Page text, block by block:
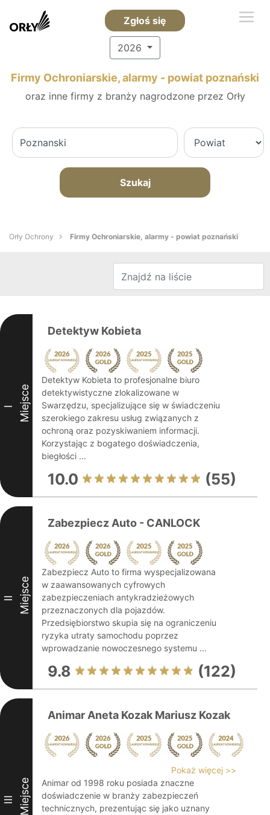
Zgłoś się
2026
Firmy Ochroniarskie, alarmy - powiat poznański
oraz inne firmy z branży nagrodzone przez Orły
Szukaj
Orły Ochrony Firmy Ochroniarskie, alarmy - powiat poznański
I Miejsce
Detektyw Kobieta
Detektyw Kobieta to profesjonalne biuro
detektywistyczne zlokalizowane w
Swarzędzu, specjalizujące się w świadczeniu
szerokiego zakresu usług związanych z
ochroną oraz pozyskiwaniem informacji.
Korzystając z bogatego doświadczenia,
biegłości ...
10.0 (55)
II Miejsce
Zabezpiecz Auto - CANLOCK
Zabezpiecz Auto to firma wyspecjalizowana
w zaawansowanych cyfrowych
zabezpieczeniach antykradzieżowych
przeznaczonych dla pojazdów.
Przedsiębiorstwo skupia się na ograniczeniu
ryzyka utraty samochodu poprzez
wprowadzanie nowoczesnego systemu ...
9.8 (122)
III Miejsce
Animar Aneta Kozak Mariusz Kozak
Pokaż więcej >>
Animar od 1998 roku posiada znaczne
doświadczenie w branży zabezpieczeń
technicznych, prezentując się jako uznany